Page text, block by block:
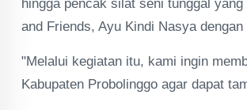
hingga pencak silat seni tunggal
and Friends, Ayu Kindi Nasya
"Melalui kegiatan itu, kami ingin
Kabupaten Probolinggo agar dapat